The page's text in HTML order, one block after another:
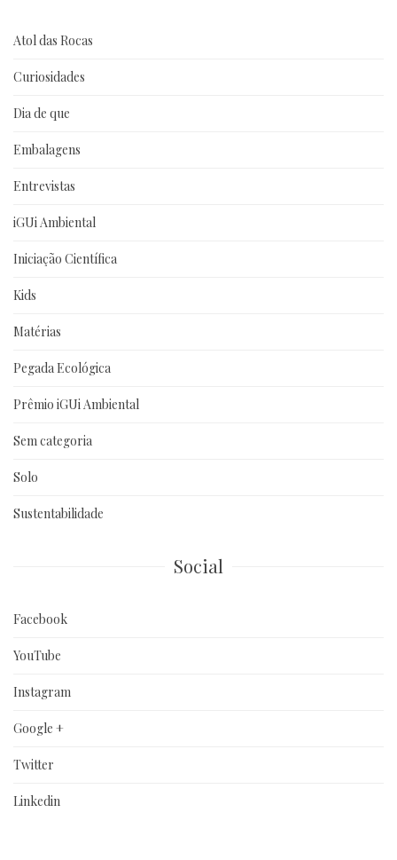
Atol das Rocas
Curiosidades
Dia de que
Embalagens
Entrevistas
iGUi Ambiental
Iniciação Científica
Kids
Matérias
Pegada Ecológica
Prêmio iGUi Ambiental
Sem categoria
Solo
Sustentabilidade
Social
Facebook
YouTube
Instagram
Google +
Twitter
Linkedin